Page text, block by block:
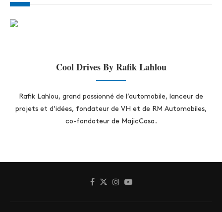
Cool Drives By Rafik Lahlou
Rafik Lahlou, grand passionné de l’automobile, lanceur de
projets et d’idées, fondateur de VH et de RM Automobiles,
co-fondateur de MajicCasa.